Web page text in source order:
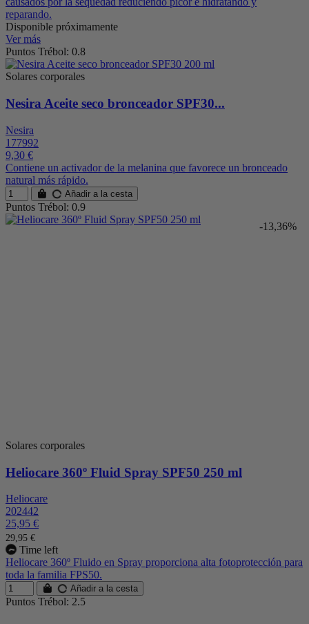
reparando.
Disponible próximamente
Ver más
Puntos Trébol: 0.8
Solares corporales
Nesira Aceite seco bronceador SPF30...
Nesira
177992
9,30 €
Contiene un activador de la melanina que favorece un bronceado
natural más rápido.
Añadir a la cesta
Puntos Trébol: 0.9
-13,36%
Solares corporales
Heliocare 360º Fluid Spray SPF50 250 ml
Heliocare
202442
25,95 €
29,95 €
Time left
Heliocare 360º Fluido en Spray proporciona alta fotoprotección para
toda la familia FPS50.
Añadir a la cesta
Puntos Trébol: 2.5